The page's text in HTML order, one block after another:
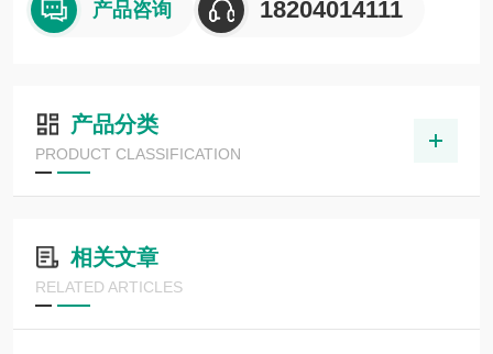
产品咨询 18204014111
产品分类
PRODUCT CLASSIFICATION
相关文章
RELATED ARTICLES